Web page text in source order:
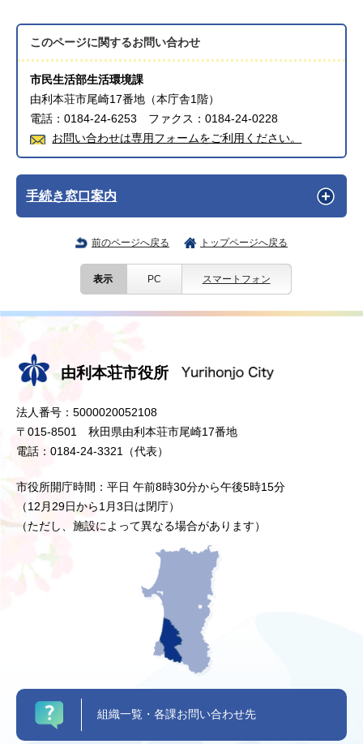
このページに関するお問い合わせ
市民生活部生活環境課
由利本荘市尾崎17番地（本庁舎1階）
電話：0184-24-6253 ファクス：0184-24-0228
お問い合わせは専用フォームをご利用ください。
手続き窓口案内
前のページへ戻る トップページへ戻る
表示 PC スマートフォン
由利本荘市役所
法人番号：5000020052108
〒015-8501 秋田県由利本荘市尾崎17番地
電話：0184-24-3321（代表）
市役所開庁時間：平日 午前8時30分から午後5時15分
（12月29日から1月3日は閉庁）
（ただし、施設によって異なる場合があります）
組織一覧・各課お問い合わせ先